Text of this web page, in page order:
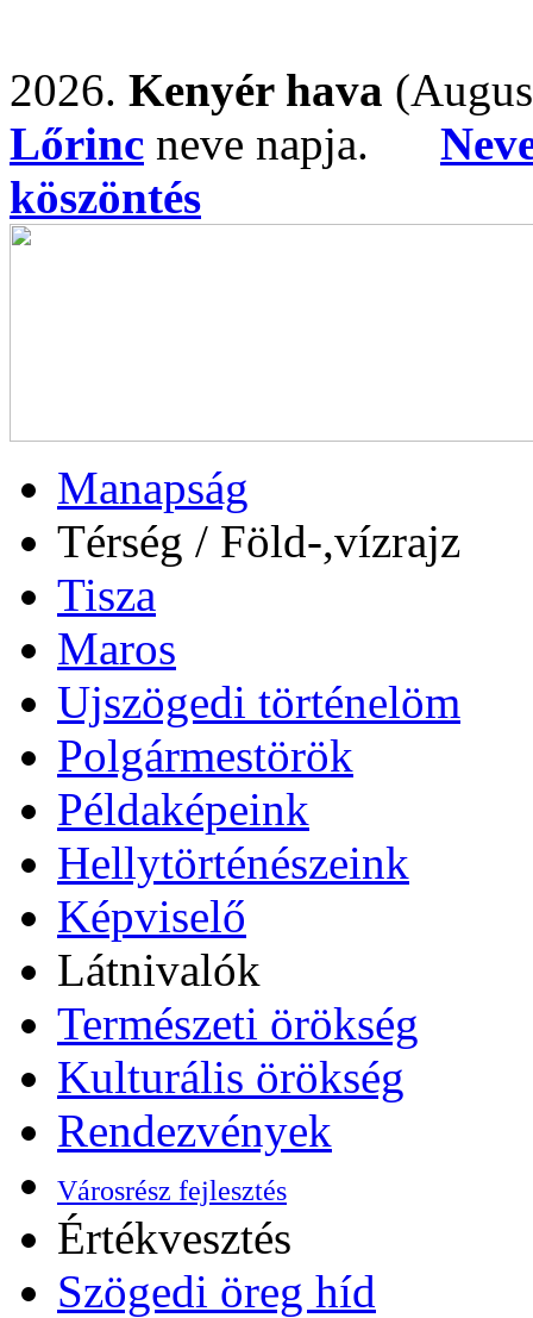
2026. Kenyér hava
Lőrinc neve napja.
köszöntés
Manapság
Térség / Föld-,vízrajz
Tisza
Maros
Ujszögedi történelöm
Polgármestörök
Példaképeink
Hellytörténészeink
Képviselő
Látnivalók
Természeti örökség
Kulturális örökség
Rendezvények
Városrész fejlesztés
Értékvesztés
Szögedi öreg híd